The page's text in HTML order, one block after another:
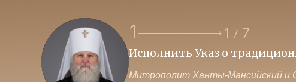
1 1 / 7
Исполнить Указ о
Митрополит Ханты-Мансийский и